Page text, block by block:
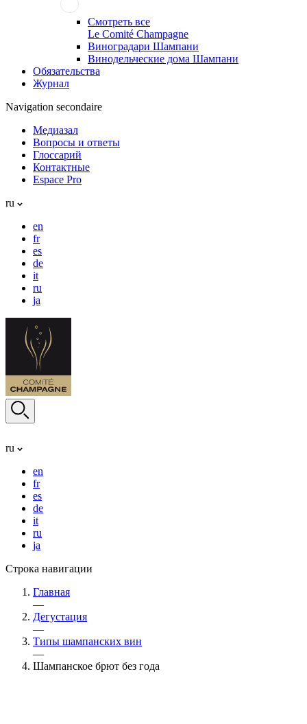
Смотреть все
Le Comité Champagne
Виноградари Шампани
Винодельческие дома Шампани
Обязательства
Журнал
Navigation secondaire
Медиазал
Вопросы и ответы
Глоссарий
Контактные
Espace Pro
ru
en
fr
es
de
it
ru
ja
ru
en
fr
es
de
it
ru
ja
Строка навигации
Главная
—
Дегустация
—
Типы шампанских вин
—
Шампанское брют без года